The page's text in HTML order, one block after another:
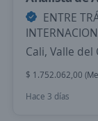
ENTRE
Cali, Valle del
$ 1.752.062,00
Hace 3 días